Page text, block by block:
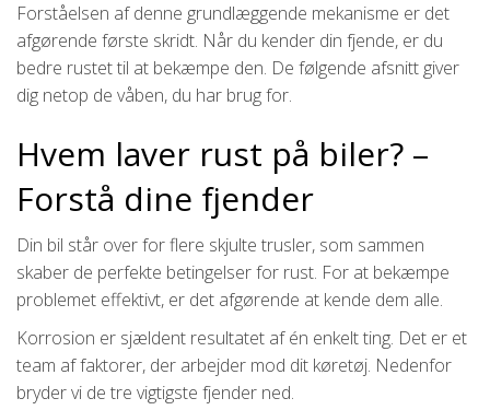
Forståelsen af denne grundlæggende mekanisme er det
afgørende første skridt. Når du kender din fjende, er du
bedre rustet til at bekæmpe den. De følgende afsnitt giver
dig netop de våben, du har brug for.
Hvem laver rust på biler? –
Forstå dine fjender
Din bil står over for flere skjulte trusler, som sammen
skaber de perfekte betingelser for rust. For at bekæmpe
problemet effektivt, er det afgørende at kende dem alle.
Korrosion er sjældent resultatet af én enkelt ting. Det er et
team af faktorer, der arbejder mod dit køretøj. Nedenfor
bryder vi de tre vigtigste fjender ned.